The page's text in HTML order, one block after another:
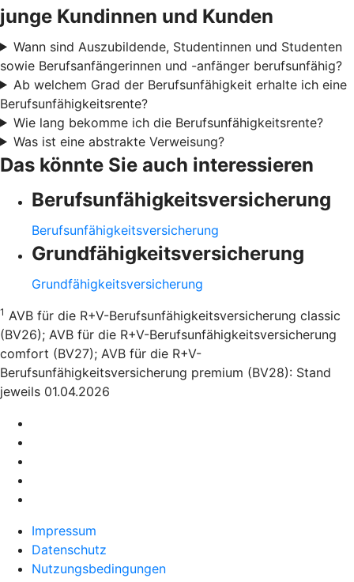
junge Kundinnen und Kunden
Wann sind Auszubildende, Studentinnen und Studenten
sowie Berufsanfängerinnen und -anfänger berufsunfähig?
Ab welchem Grad der Berufsunfähigkeit erhalte ich eine
Berufsunfähigkeitsrente?
Wie lang bekomme ich die Berufsunfähigkeitsrente?
Was ist eine abstrakte Verweisung?
Das könnte Sie auch interessieren
Berufsunfähigkeitsversicherung
Berufsunfähigkeitsversicherung
Grundfähigkeitsversicherung
Grundfähigkeitsversicherung
1 AVB für die R+V-Berufsunfähigkeitsversicherung classic
(BV26); AVB für die R+V-Berufsunfähigkeitsversicherung
comfort (BV27); AVB für die R+V-
Berufsunfähigkeitsversicherung premium (BV28): Stand
jeweils 01.04.2026
Impressum
Datenschutz
Nutzungsbedingungen